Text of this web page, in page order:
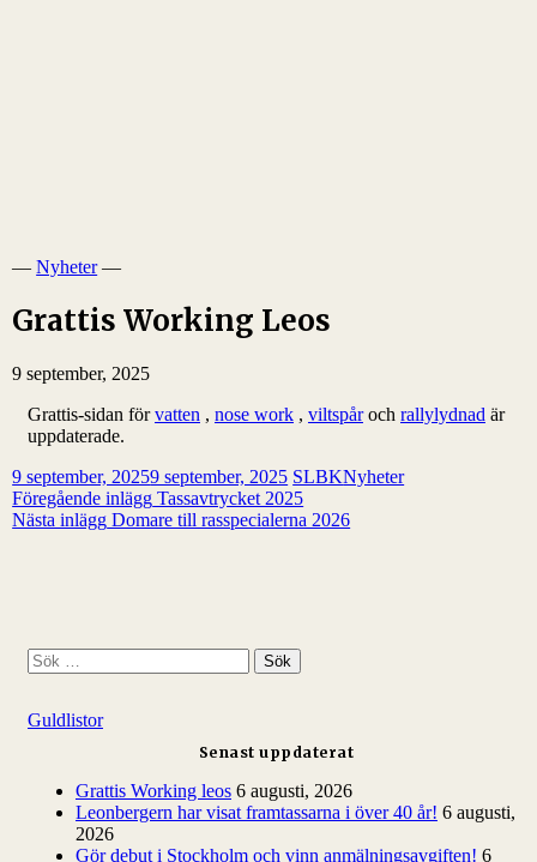
—Nyheter—
Grattis Working Leos
9 september, 2025
Grattis-sidan förvatten , nose work, viltspåroch rallylydnad är
uppdaterade.
9 september, 20259 september, 2025 SLBKNyheter
Inläggsnavigering
Föregående inlägg Tassavtrycket 2025
Nästa inlägg Domare till rasspecialerna 2026
S
ö
e
Guldlistor
Senast uppdaterat
Grattis Working leos 6 augusti, 2026
Leonbergern har visat framtassarna i över 40 år! 6 augusti,
2026
Gör debut i Stockholm och vinn anmälningsavgiften! 6